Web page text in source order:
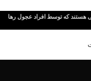
هستند که توسط افراد عجول رها